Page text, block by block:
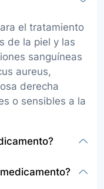
el tratamiento
de la piel y las
sanguíneas
aureus,
derecha
o sensibles a la
una institución